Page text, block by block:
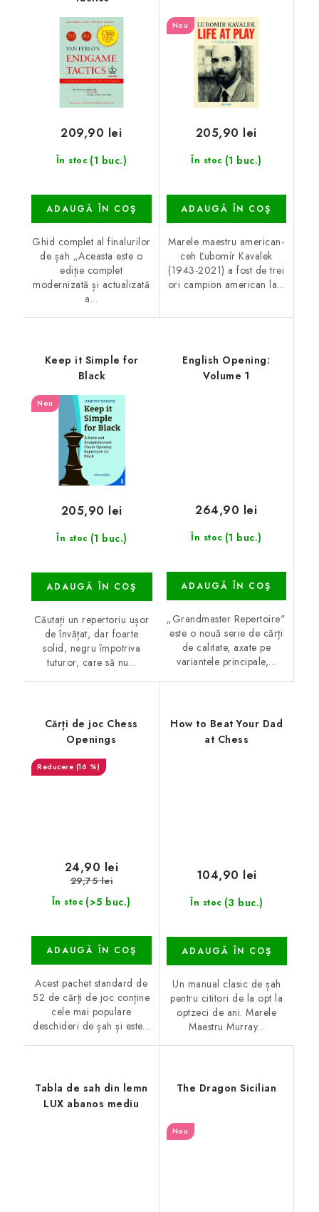
În stoc (1 buc.)
209,90 lei
ADAUGĂ ÎN COŞ
Ghid complet al finalurilor
de șah „Aceasta este o
ediție complet
modernizată și actualizată
a...
Nou
În stoc (1 buc.)
205,90 lei
ADAUGĂ ÎN COŞ
Marele maestru american-
ceh Ľubomír Kavalek
(1943-2021) a fost de trei
ori campion american la...
Keep it Simple for
Black
Nou
În stoc (1 buc.)
205,90 lei
ADAUGĂ ÎN COŞ
Căutați un repertoriu ușor
de învățat, dar foarte
solid, negru împotriva
tuturor, care să nu...
English Opening:
Volume 1
În stoc (1 buc.)
264,90 lei
ADAUGĂ ÎN COŞ
„Grandmaster Repertoire"
este o nouă serie de cărți
de calitate, axate pe
variantele principale,...
Cărți de joc Chess
Openings
(16 %)
În stoc (>5 buc.)
24,90 lei
29,75 lei
ADAUGĂ ÎN COŞ
Acest pachet standard de
52 de cărți de joc conține
cele mai populare
deschideri de șah și este...
How to Beat Your Dad
at Chess
În stoc (3 buc.)
104,90 lei
ADAUGĂ ÎN COŞ
Un manual clasic de șah
pentru cititori de la opt la
optzeci de ani. Marele
Maestru Murray...
Tabla de sah din lemn
LUX abanos mediu
The Dragon Sicilian
Nou